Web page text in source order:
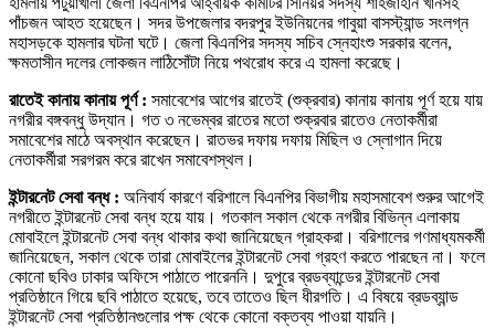
পাঁচজন আহত হয়েছেন। সদর উপজেলার বদরপুর ইউনিয়নের গাবুয়া বাসস্ট্যান্ড সংলগ্ন
মহাসড়কে হামলার ঘটনা ঘটে। জেলা বিএনপির সদস্য সচিব স্নেহাংশু সরকার বলেন,
ক্ষমতাসীন দলের লোকজন লাঠিসোঁটা নিয়ে পথরোধ করে এ হামলা করেছে।
রাতেই কানায় কানায় পূর্ণ : সমাবেশের আগের রাতেই (শুক্রবার) কানায় কানায় পূর্ণ হয়ে যায়
নগরীর বঙ্গবন্ধু উদ্যান। গত ৩ নভেম্বর রাতের মতো শুক্রবার রাতেও নেতাকর্মীরা
সমাবেশের মাঠে অবস্থান করেছেন। রাতভর দফায় দফায় মিছিল ও স্লোগান দিয়ে
নেতাকর্মীরা সরগরম করে রাখেন সমাবেশস্থল।
ইন্টারনেট সেবা বন্ধ : অনিবার্য কারণে বরিশালে বিএনপির বিভাগীয় মহাসমাবেশ শুরুর আগেই
নগরীতে ইন্টারনেট সেবা বন্ধ হয়ে যায়। গতকাল সকাল থেকে নগরীর বিভিন্ন এলাকায়
মোবাইলে ইন্টারনেট সেবা বন্ধ থাকার কথা জানিয়েছেন গ্রাহকরা। বরিশালের গণমাধ্যমকর্মী
জানিয়েছেন, সকাল থেকে তারা মোবাইলের ইন্টারনেট সেবা গ্রহণ করতে পারছেন না। ফলে
কোনো ছবিও ঢাকার অফিসে পাঠাতে পারেননি। দুপুরে ব্রডব্যান্ডের ইন্টারনেট সেবা
প্রতিষ্ঠানে গিয়ে ছবি পাঠাতে হয়েছে, তবে তাতেও ছিল ধীরগতি। এ বিষয়ে ব্রডব্যান্ড
ইন্টারনেট সেবা প্রতিষ্ঠানগুলোর পক্ষ থেকে কোনো বক্তব্য পাওয়া যায়নি।